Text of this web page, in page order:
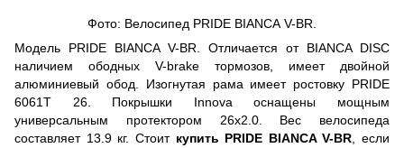
Фото: Велосипед PRIDE BIANCA V-BR.
Модель PRIDE BIANCA V-BR. Отличается от BIANCA DISC
наличием ободных V-brake тормозов, имеет двойной
алюминиевый обод. Изогнутая рама имеет ростовку PRIDE
6061Т 26. Покрышки Innova оснащены мощным
универсальным протектором 26x2.0. Вес велосипеда
составляет 13.9 кг. Стоит купить PRIDE BIANCA V-BR, если